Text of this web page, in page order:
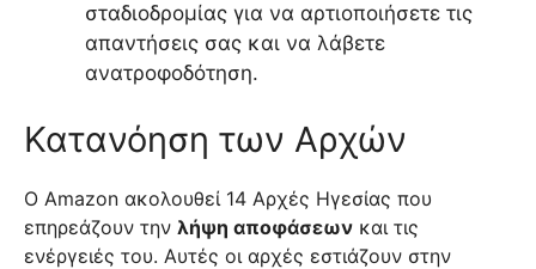
σταδιοδρομίας για να αρτιοποιήσετε τις
απαντήσεις σας και να λάβετε
ανατροφοδότηση.
Κατανόηση των Αρχών
O Amazon ακολουθεί 14 Αρχές Ηγεσίας που
επηρεάζουν την λήψη αποφάσεων και τις
ενέργειές του. Αυτές οι αρχές εστιάζουν στην